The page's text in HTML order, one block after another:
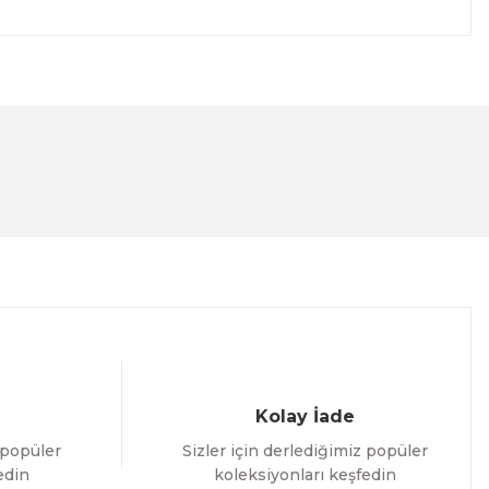
Kolay İade
Sizler için derlediğimiz popüler
koleksiyonları keşfedin